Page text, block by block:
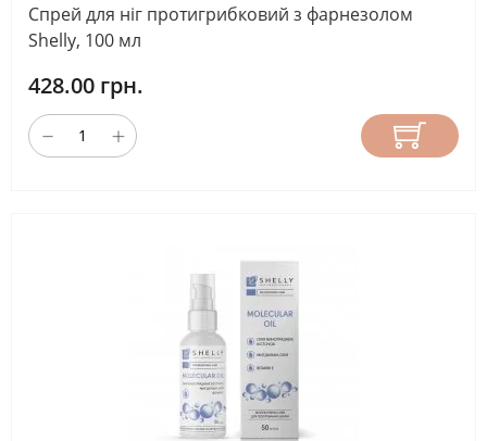
Спрей для ніг протигрибковий з фарнезолом
Shelly, 100 мл
428.00 грн.